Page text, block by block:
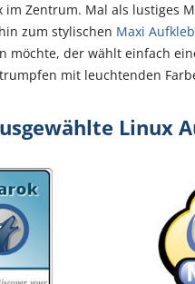
Zentrum. Mal als lustiges
zum stylischen Maxi
möchte, der wählt einfach
mit leuchtenden
Linux